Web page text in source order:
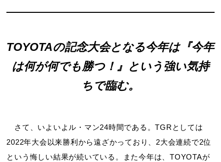
TOYOTAの記念大会となる今年は『今年
は何が何でも勝つ！』という強い気持
ちで臨む。
さて、いよいよル・マン24時間である。TGRとしては
2022年大会以来勝利から遠ざかっており、2大会連続で2位
という悔しい結果が続いている。また今年は、TOYOTAが